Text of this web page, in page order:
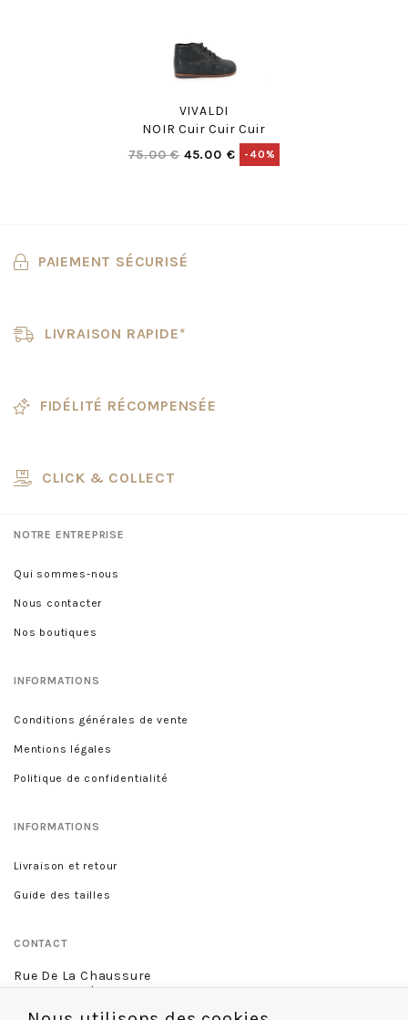
VIVALDI
NOIR Cuir Cuir Cuir
75.00 € 45.00 € -40%
PAIEMENT SÉCURISÉ
LIVRAISON RAPIDE*
FIDÉLITÉ RÉCOMPENSÉE
CLICK & COLLECT
NOTRE ENTREPRISE
Qui sommes-nous
Nous contacter
Nos boutiques
INFORMATIONS
Conditions générales de vente
Mentions légales
Politique de confidentialité
INFORMATIONS
Livraison et retour
Guide des tailles
CONTACT
Rue De La Chaussure
46 rue Royale